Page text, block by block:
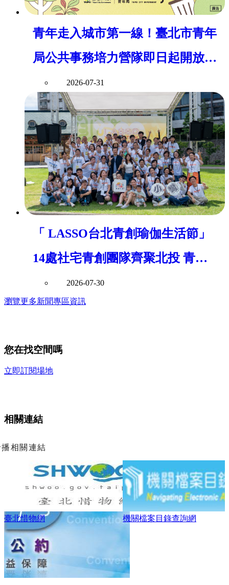
青年走入城市第一線！臺北市青年
局公共事務培力營隊即日起開放報
名
2026-07-31
「 LASSO台北青創瑜伽生活節」
14處社宅青創團隊齊聚北投 青年
局串聯青年創意打造社區共好新風
景
2026-07-30
瀏覽更多新聞專區資訊
您在找空間嗎
立即訂閱場地
相關連結
相關連結
臺北惜物網 機關檔案目錄查詢網